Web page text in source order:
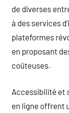
de diverses
à des services
plateformes
en proposant
coûteuses.
Accessibilité et
en ligne offrent